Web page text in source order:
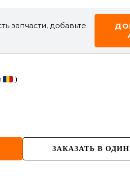
запчасти, добавьте
)
ЗАКАЗАТЬ В